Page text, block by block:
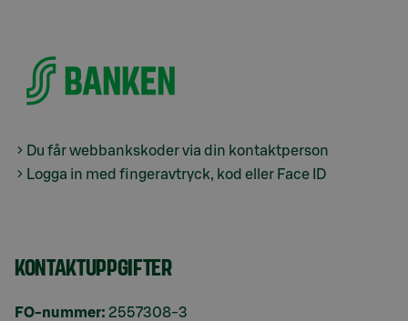
Du får webbankskoder via din kontaktperson
Logga in med fingeravtryck, kod eller Face ID
KONTAKTUPPGIFTER
FO-nummer: 2557308-3